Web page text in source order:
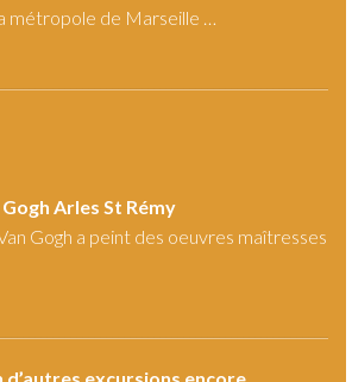
métropole de Marseille …
Arles St Rémy
Gogh a peint des oeuvres maîtresses